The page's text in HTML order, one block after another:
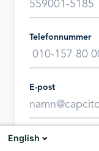
Telefonnummer
E-post
English